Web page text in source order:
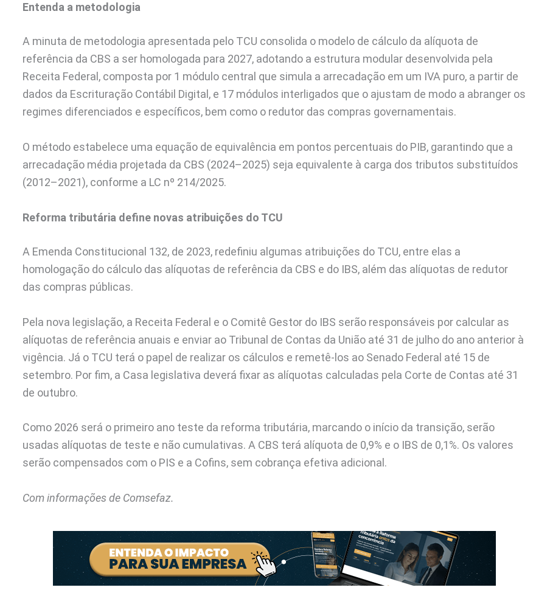
Entenda a metodologia
A minuta de metodologia apresentada pelo TCU consolida o modelo de cálculo da alíquota de
referência da CBS a ser homologada para 2027, adotando a estrutura modular desenvolvida pela
Receita Federal, composta por 1 módulo central que simula a arrecadação em um IVA puro, a partir de
dados da Escrituração Contábil Digital, e 17 módulos interligados que o ajustam de modo a abranger os
regimes diferenciados e específicos, bem como o redutor das compras governamentais.
O método estabelece uma equação de equivalência em pontos percentuais do PIB, garantindo que a
arrecadação média projetada da CBS (2024–2025) seja equivalente à carga dos tributos substituídos
(2012–2021), conforme a LC nº 214/2025.
Reforma tributária define novas atribuições do TCU
A Emenda Constitucional 132, de 2023, redefiniu algumas atribuições do TCU, entre elas a
homologação do cálculo das alíquotas de referência da CBS e do IBS, além das alíquotas de redutor
das compras públicas.
Pela nova legislação, a Receita Federal e o Comitê Gestor do IBS serão responsáveis por calcular as
alíquotas de referência anuais e enviar ao Tribunal de Contas da União até 31 de julho do ano anterior à
vigência. Já o TCU terá o papel de realizar os cálculos e remetê-los ao Senado Federal até 15 de
setembro. Por fim, a Casa legislativa deverá fixar as alíquotas calculadas pela Corte de Contas até 31
de outubro.
Como 2026 será o primeiro ano teste da reforma tributária, marcando o início da transição, serão
usadas alíquotas de teste e não cumulativas. A CBS terá alíquota de 0,9% e o IBS de 0,1%. Os valores
serão compensados com o PIS e a Cofins, sem cobrança efetiva adicional.
Com informações de Comsefaz.